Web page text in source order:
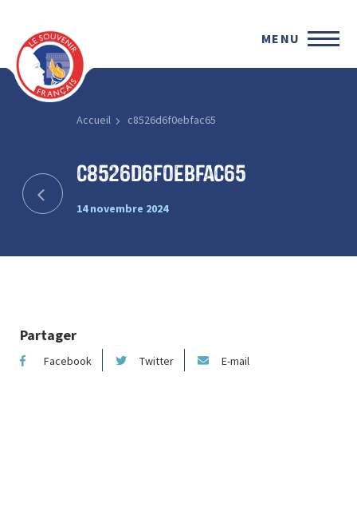
MENU
Accueil c8526d6f0ebfac65
c8526d6f0ebfac65
14 novembre 2024
Partager
Facebook Twitter E-mail